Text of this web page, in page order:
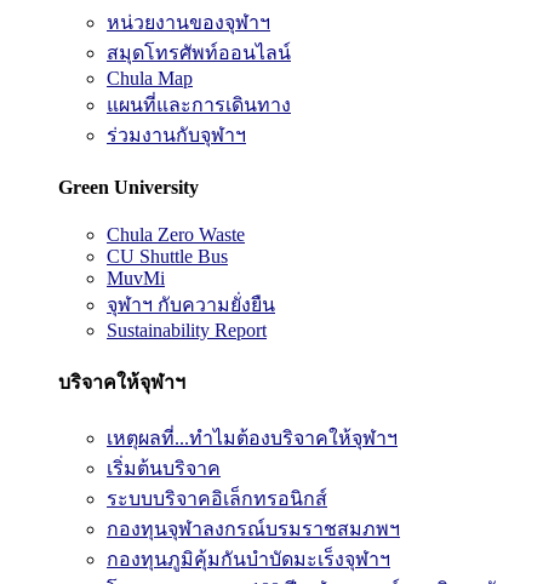
หน่วยงานของจุฬาฯ
สมุดโทรศัพท์ออนไลน์
Chula Map
แผนที่และการเดินทาง
ร่วมงานกับจุฬาฯ
Green University
Chula Zero Waste
CU Shuttle Bus
MuvMi
จุฬาฯ กับความยั่งยืน
Sustainability Report
บริจาคให้จุฬาฯ
เหตุผลที่...ทำไมต้องบริจาคให้จุฬาฯ
เริ่มต้นบริจาค
ระบบบริจาคอิเล็กทรอนิกส์
กองทุนจุฬาลงกรณ์บรมราชสมภพฯ
กองทุนภูมิคุ้มกันบำบัดมะเร็งจุฬาฯ